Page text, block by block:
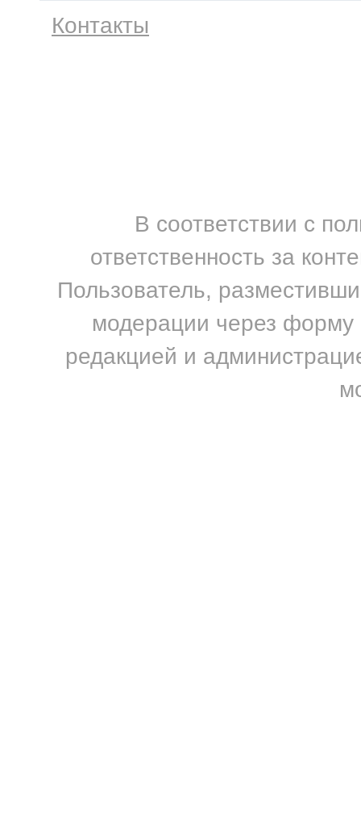
Контакты
В соответствии с
ответственность за
Пользователь,
модерации через форму
редакцией и